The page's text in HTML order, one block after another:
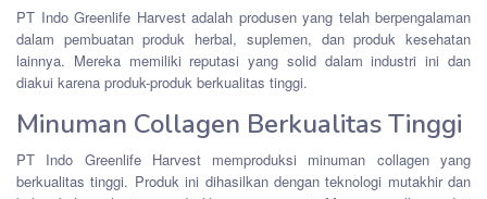
PT Indo Greenlife Harvest adalah produsen yang telah berpengalaman
dalam pembuatan produk herbal, suplemen, dan produk kesehatan
lainnya. Mereka memiliki reputasi yang solid dalam industri ini dan
diakui karena produk-produk berkualitas tinggi.
Minuman Collagen Berkualitas Tinggi
PT Indo Greenlife Harvest memproduksi minuman collagen yang
berkualitas tinggi. Produk ini dihasilkan dengan teknologi mutakhir dan